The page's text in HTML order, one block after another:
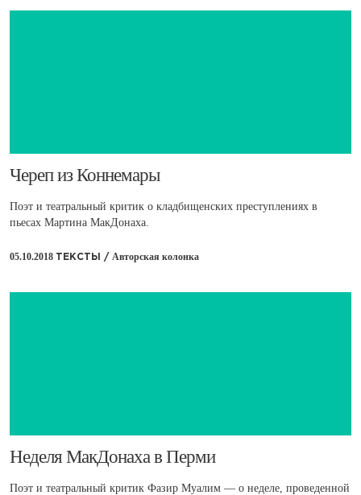
​Череп из Коннемары
Поэт и театральный критик о кладбищенских преступлениях в
пьесах Мартина МакДонаха.
05.10.2018 ТЕКСТЫ / Авторская колонка
​Неделя МакДонаха в Перми
Поэт и театральный критик Фазир Муалим — о неделе, проведенной